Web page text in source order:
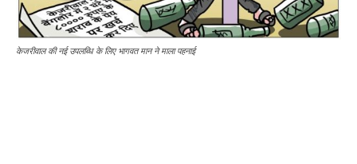
केजरीवाल की नई उपलब्धि के लिए भागवत मान ने माला पहनाई